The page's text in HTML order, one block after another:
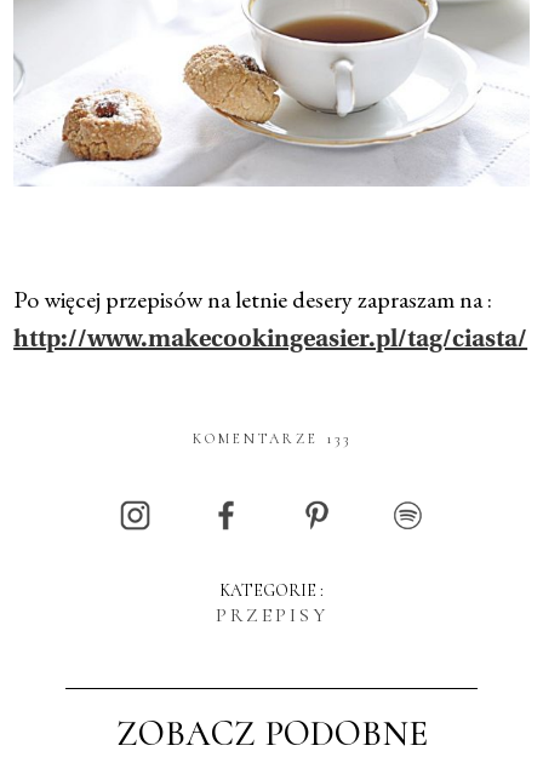
Po więcej przepisów na letnie desery zapraszam na :
http://www.makecookingeasier.pl/tag/ciasta/
KOMENTARZE 133
KATEGORIE :
PRZEPISY
ZOBACZ PODOBNE